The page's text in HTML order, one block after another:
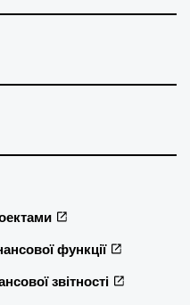
функції
звітності